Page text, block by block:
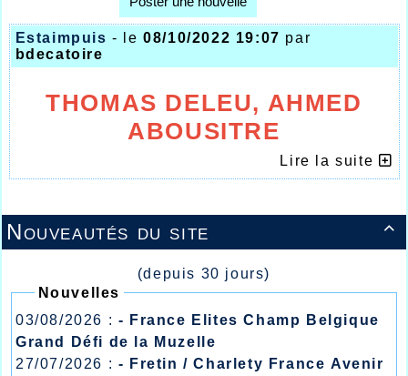

Nouveautés du site
(depuis 30 jours)
Nouvelles
03/08/2026 : - France Elites Champ Belgique
Grand Défi de la Muzelle
27/07/2026 : - Fretin / Charlety France Avenir
Estaimpuis - le08/10/2022 19:07 par
bdecatoire
THOMAS DELEU, AHMED
ABOUSITRE
AUX AVANTS POSTES DU
Lire la suite